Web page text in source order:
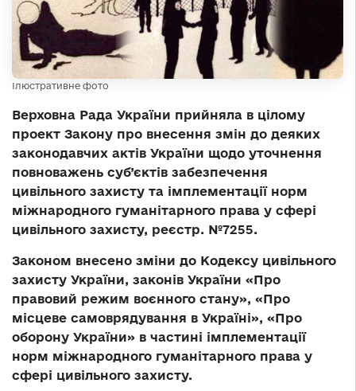
Ілюстративне фото
Верховна Рада України прийняла в цілому
проект Закону про внесення змін до деяких
законодавчих актів України щодо уточнення
повноважень суб’єктів забезпечення
цивільного захисту та імплементації норм
міжнародного гуманітарного права у сфері
цивільного захисту, реєстр. №7255.
Законом внесено зміни до Кодексу цивільного
захисту України, законів України «Про
правовий режим воєнного стану», «Про
місцеве самоврядування в Україні», «Про
оборону України» в частині імплементації
норм міжнародного гуманітарного права у
сфері цивільного захисту.